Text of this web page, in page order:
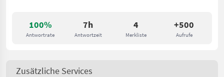
100%
Antwortrate
7h
Antwortzeit
4
Merkliste
+500
Aufrufe
Zusätzliche Services